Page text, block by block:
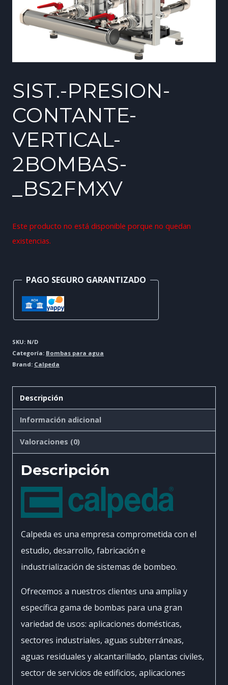
SIST.-PRESION-
CONTANTE-
VERTICAL-
2BOMBAS-
_BS2FMXV
Este producto no está disponible porque no quedan
existencias.
PAGO SEGURO GARANTIZADO
SKU: N/D
Categoría: Bombas para agua
Brand: Calpeda
Descripción
Información adicional
Valoraciones (0)
Descripción
Calpeda es una empresa comprometida con el
estudio, desarrollo, fabricación e
industrialización de sistemas de bombeo.
Ofrecemos a nuestros clientes una amplia y
específica gama de bombas para una gran
variedad de usos: aplicaciones domésticas,
sectores industriales, aguas subterráneas,
aguas residuales y alcantarillado, plantas civiles,
sector de servicios de edificios, aplicaciones